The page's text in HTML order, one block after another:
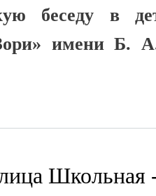
беседу в
имени Б.
Школьная